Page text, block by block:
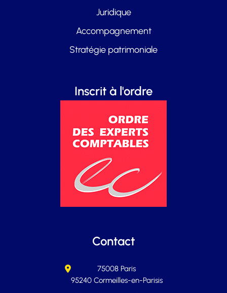
Juridique
Accompagnement
Stratégie patrimoniale
Inscrit à l'ordre
Contact
75008 Paris
95240 Cormeilles-en-Parisis